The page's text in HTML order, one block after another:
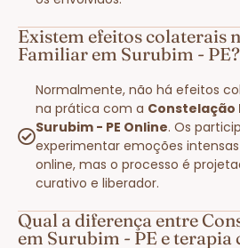
Existem efeitos colaterais
Familiar em Surubim - PE?
Normalmente, não há efeitos
na prática com a Constelação
Surubim - PE Online. Os
experimentar emoções
online, mas o processo é
curativo e liberador.
Qual a diferença entre
em Surubim - PE e terapia